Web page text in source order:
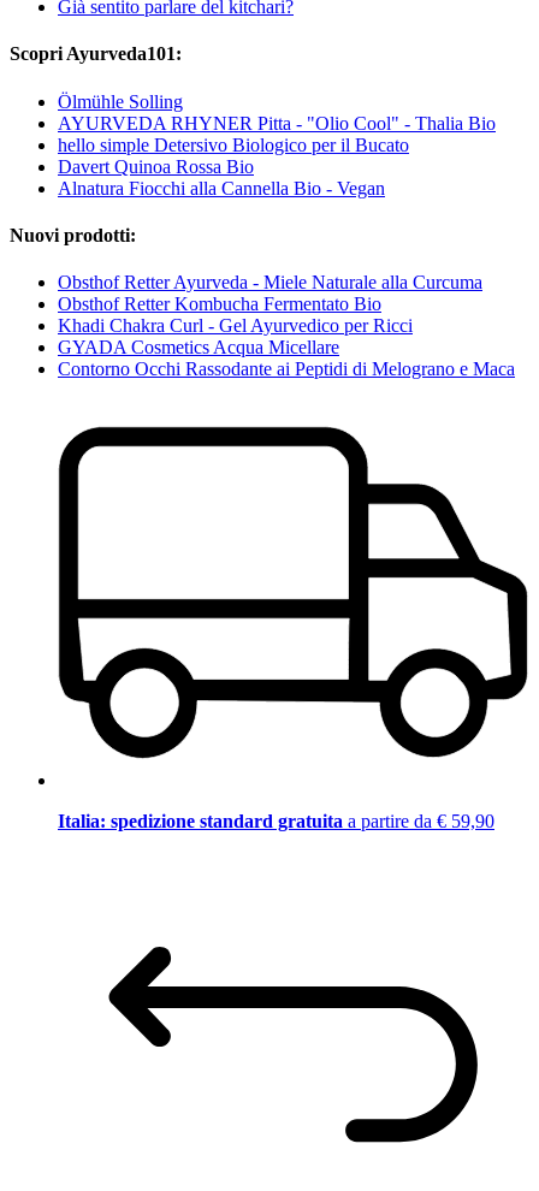
Già sentito parlare del kitchari?
Scopri Ayurveda101:
Ölmühle Solling
AYURVEDA RHYNER Pitta - "Olio Cool" - Thalia Bio
hello simple Detersivo Biologico per il Bucato
Davert Quinoa Rossa Bio
Alnatura Fiocchi alla Cannella Bio - Vegan
Nuovi prodotti:
Obsthof Retter Ayurveda - Miele Naturale alla Curcuma
Obsthof Retter Kombucha Fermentato Bio
Khadi Chakra Curl - Gel Ayurvedico per Ricci
GYADA Cosmetics Acqua Micellare
Contorno Occhi Rassodante ai Peptidi di Melograno e Maca
Italia: spedizione standard gratuita a partire da € 59,90